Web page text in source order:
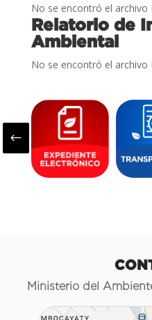
No se encontró el archivo
Relatorio de
Ambiental
No se encontró el archivo
#
Ministerio del